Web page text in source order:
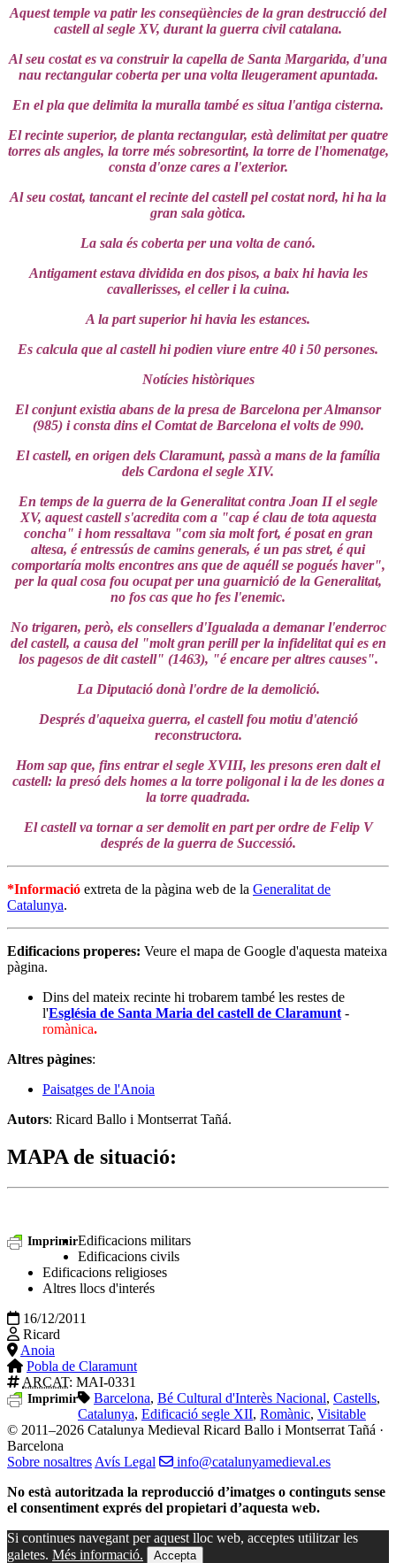
Aquest temple va patir les conseqüències de la gran destrucció del
castell al segle XV, durant la guerra civil catalana.
Al seu costat es va construir la capella de Santa Margarida, d'una
nau rectangular coberta per una volta lleugerament apuntada.
En el pla que delimita la muralla també es situa l'antiga cisterna.
El recinte superior, de planta rectangular, està delimitat per quatre
torres als angles, la torre més sobresortint, la torre de l'homenatge,
consta d'onze cares a l'exterior.
Al seu costat, tancant el recinte del castell pel costat nord, hi ha la
gran sala gòtica.
La sala és coberta per una volta de canó.
Antigament estava dividida en dos pisos, a baix hi havia les
cavallerisses, el celler i la cuina.
A la part superior hi havia les estances.
Es calcula que al castell hi podien viure entre 40 i 50 persones.
Notícies històriques
El conjunt existia abans de la presa de Barcelona per Almansor
(985) i consta dins el Comtat de Barcelona el volts de 990.
El castell, en origen dels Claramunt, passà a mans de la família
dels Cardona el segle XIV.
En temps de la guerra de la Generalitat contra Joan II el segle
XV, aquest castell s'acredita com a "cap é clau de tota aquesta
concha" i hom ressaltava "com sia molt fort, é posat en gran
altesa, é entressús de camins generals, é un pas stret, é qui
comportaría molts encontres ans que de aquéll se pogués haver",
per la qual cosa fou ocupat per una guarnició de la Generalitat,
no fos cas que ho fes l'enemic.
No trigaren, però, els consellers d'Igualada a demanar l'enderroc
del castell, a causa del "molt gran perill per la infidelitat qui es en
los pagesos de dit castell" (1463), "é encare per altres causes".
La Diputació donà l'ordre de la demolició.
Després d'aqueixa guerra, el castell fou motiu d'atenció
reconstructora.
Hom sap que, fins entrar el segle XVIII, les presons eren dalt el
castell: la presó dels homes a la torre poligonal i la de les dones a
la torre quadrada.
El castell va tornar a ser demolit en part per ordre de Felip V
després de la guerra de Successió.
*Informació extreta de la pàgina web de la Generalitat de
Catalunya.
Edificacions properes: Veure el mapa de Google d'aquesta mateixa
pàgina.
Dins del mateix recinte hi trobarem també les restes de
l'Església de Santa Maria del castell de Claramunt -
romànica.
Altres pàgines:
Paisatges de l'Anoia
Autors: Ricard Ballo i Montserrat Tañá.
MAPA de situació:
ImprimirEdificacions militars
Edificacions civils
Edificacions religioses
Altres llocs d'interés
16/12/2011
Ricard
Anoia
Pobla de Claramunt
ARCAT: MAI-0331
Imprimir Barcelona, Bé Cultural d'Interès Nacional, Castells,
Catalunya, Edificació segle XII, Romànic, Visitable
© 2011–2026 Catalunya Medieval Ricard Ballo i Montserrat Tañá ·
Barcelona
Sobre nosaltres Avís Legal
info@catalunyamedieval.es
No està autoritzada la reproducció d’imatges o continguts sense
el consentiment exprés del propietari d’aquesta web.
Si continues navegant per aquest lloc web, acceptes utilitzar les
galetes. Més informació. Accepta